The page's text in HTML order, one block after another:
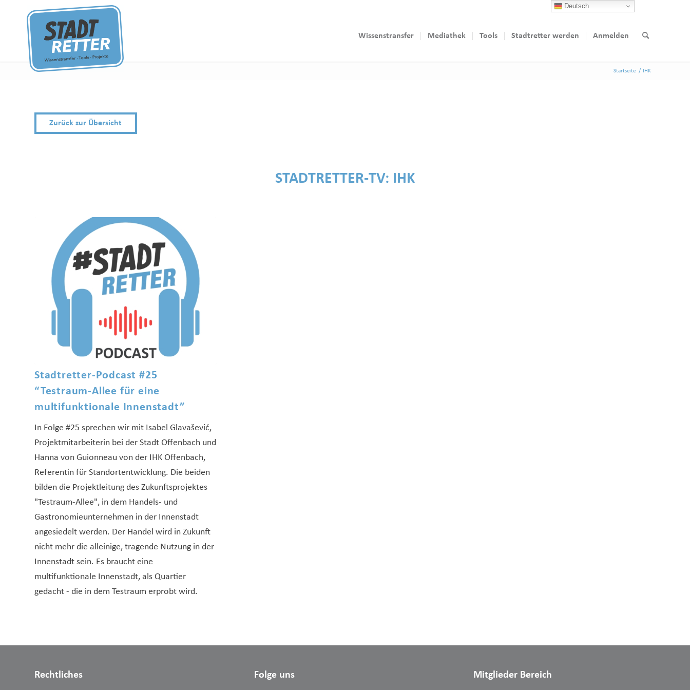
Wissenstransfer Mediathek Tools Stadtretter werden Anmelden
Startseite / IHK
Zurück zur Übersicht
STADTRETTER-TV: IHK
Stadtretter-Podcast #25
“Testraum-Allee für eine
multifunktionale Innenstadt”
In Folge #25 sprechen wir mit Isabel Glavašević,
Projektmitarbeiterin bei der Stadt Offenbach und
Hanna von Guionneau von der IHK Offenbach,
Referentin für Standortentwicklung. Die beiden
bilden die Projektleitung des Zukunftsprojektes
"Testraum-Allee", in dem Handels- und
Gastronomieunternehmen in der Innenstadt
angesiedelt werden. Der Handel wird in Zukunft
nicht mehr die alleinige, tragende Nutzung in der
Innenstadt sein. Es braucht eine
multifunktionale Innenstadt, als Quartier
gedacht - die in dem Testraum erprobt wird.
Rechtliches Folge uns Mitglieder Bereich
Deutsch